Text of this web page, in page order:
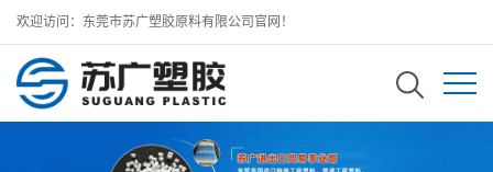
欢迎访问：东莞市苏广塑胶原料有限公司官网！